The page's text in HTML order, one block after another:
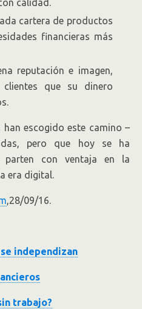
calidad.
cartera de productos
financieras más
reputación e imagen,
que su dinero
escogido este camino –
pero que hoy se ha
parten con ventaja en la
era digital.
,28/09/16.
independizan
trabajo?